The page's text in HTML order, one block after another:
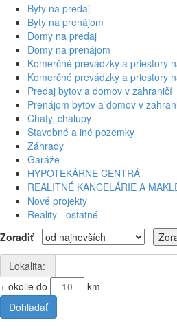
Byty na predaj
Byty na prenájom
Domy na predaj
Domy na prenájom
Komerčné prevádzky a priestory
Komerčné prevádzky a priestory
Predaj bytov a domov v zahraničí
Prenájom bytov a domov v
Chaty, chalupy
Stavebné a iné pozemky
Záhrady
Garáže
HYPOTEKÁRNE CENTRÁ
REALITNÉ KANCELÁRIE A
Nové projekty
Reality - ostatné
Zoradiť
Lokalita:
+ okolie do
km